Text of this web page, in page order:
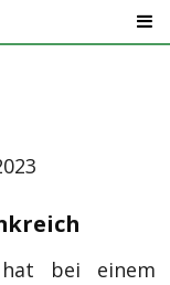
hat bei einem